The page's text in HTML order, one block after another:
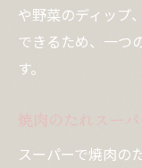
や野菜のディップ
できるため、一つ
す。
焼肉のたれスー
スーパーで焼肉の